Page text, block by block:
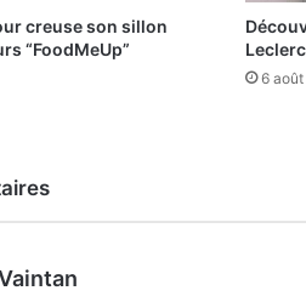
creuse son sillon
“FoodMeUp”
6